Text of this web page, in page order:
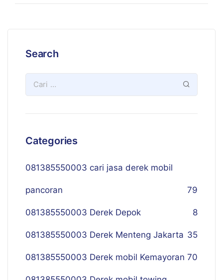
Search
Categories
081385550003 cari jasa derek mobil
pancoran 79
081385550003 Derek Depok 8
081385550003 Derek Menteng Jakarta 35
081385550003 Derek mobil Kemayoran 70